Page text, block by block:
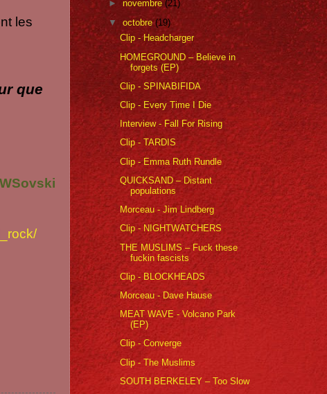
les
que
►novembre (21)
▼octobre(19)
Clip - Headcharger
HOMEGROUND – Believe in
forgets (EP)
Clip - SPINABIFIDA
Clip - Every Time I Die
Interview - Fall For Rising
Clip - TARDIS
Clip - Emma Ruth Rundle
QUICKSAND – Distant
populations
Morceau - Jim Lindberg
Clip - NIGHTWATCHERS
THE MUSLIMS – Fuck these
fuckin fascists
Clip - BLOCKHEADS
Morceau - Dave Hause
MEAT WAVE - Volcano Park
(EP)
Clip - Converge
Clip - The Muslims
SOUTH BERKELEY – Too Slow